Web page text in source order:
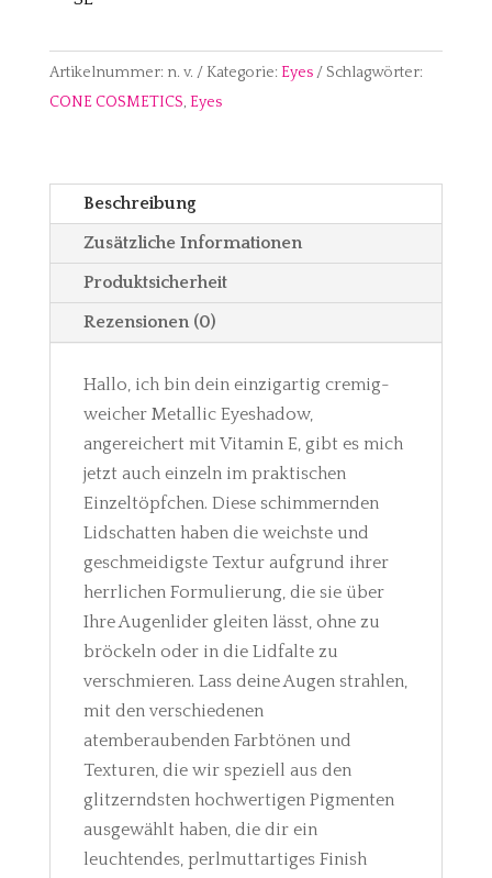
MENGE
T
E
A
T
E
:
Artikelnummer: n. v. Kategorie: Eyes
Schlagwörter:
CONE COSMETICS, Eyes
Beschreibung
Zusätzliche Informationen
Produktsicherheit
Rezensionen (0)
Hallo, ich bin dein einzigartig cremig-
weicher Metallic Eyeshadow,
angereichert mit Vitamin E, gibt es mich
jetzt auch einzeln im praktischen
Einzeltöpfchen. Diese schimmernden
Lidschatten haben die weichste und
geschmeidigste Textur aufgrund ihrer
herrlichen Formulierung, die sie über
Ihre Augenlider gleiten lässt, ohne zu
bröckeln oder in die Lidfalte zu
verschmieren. Lass deine Augen strahlen,
mit den verschiedenen
atemberaubenden Farbtönen und
Texturen, die wir speziell aus den
glitzerndsten hochwertigen Pigmenten
ausgewählt haben, die dir ein
leuchtendes, perlmuttartiges Finish